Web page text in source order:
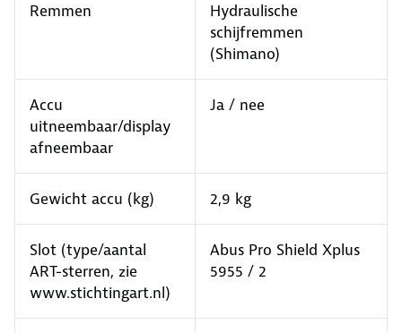
Remmen
Hydraulische
schijfremmen
(Shimano)
Accu
uitneembaar/display
afneembaar
Ja / nee
Gewicht accu (kg) 2,9 kg
Slot (type/aantal
ART-sterren, zie
www.stichtingart.nl)
Abus Pro Shield Xplus
5955 / 2